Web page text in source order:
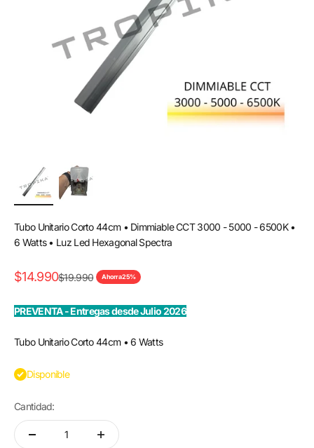
Tubo Unitario Corto 44cm • Dimmiable CCT 3000 - 5000 - 6500K •
6 Watts • Luz Led Hexagonal Spectra
Precio de oferta
$14.990Precio normal
$19.990 Ahorra 25%
PREVENTA - Entregas desde Julio 2026
Tubo Unitario Corto 44cm • 6 Watts
Disponible
Cantidad: